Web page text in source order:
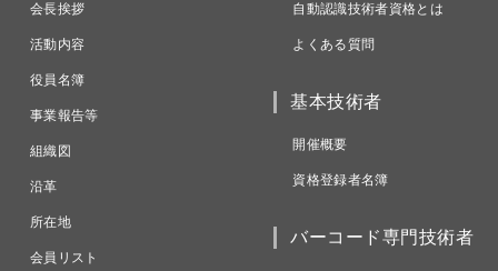
会長挨拶
活動内容
役員名簿
事業報告等
組織図
沿革
所在地
会員リスト
自動認識技術者資格とは
よくある質問
基本技術者
開催概要
資格登録者名簿
バーコード専門技術者